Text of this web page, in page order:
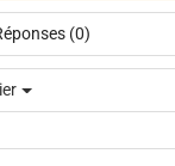
(0)